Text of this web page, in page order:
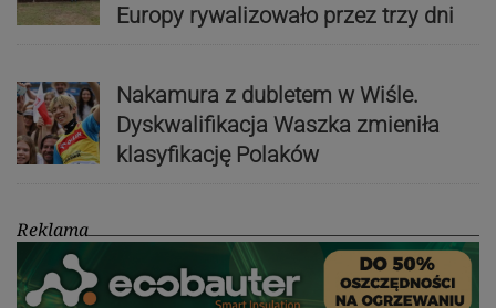
Europy rywalizowało przez trzy dni
Nakamura z dubletem w Wiśle.
Dyskwalifikacja Waszka zmieniła
klasyfikację Polaków
Reklama